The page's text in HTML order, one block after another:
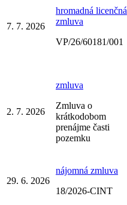
7. 7. 2026
hromadná licenčná
zmluva
VP/26/60181/001
2. 7. 2026
zmluva
Zmluva o
krátkodobom
prenájme časti
pozemku
29. 6. 2026
nájomná zmluva
18/2026-CINT